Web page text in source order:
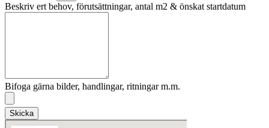
Beskriv ert behov, förutsättningar, antal m2 & önskat startdatum
Bifoga gärna bilder, handlingar, ritningar m.m.
Skicka